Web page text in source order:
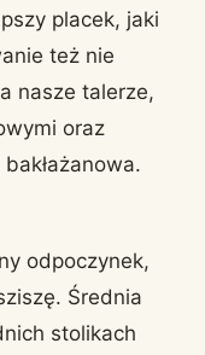
placek, jaki
też nie
nasze talerze,
oraz
odpoczynek,
Średnia
stolikach